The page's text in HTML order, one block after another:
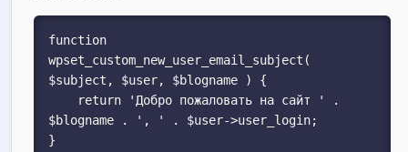
function
wpset_custom_new_user_email_subject(
$subject, $user, $blogname ) {
$blogname . ', ' . $user->user_login;
}